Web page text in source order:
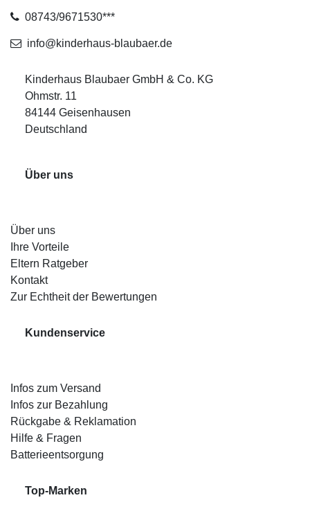
08743/9671530***
info@kinderhaus-blaubaer.de
Kinderhaus Blaubaer GmbH & Co. KG
Ohmstr. 11
84144 Geisenhausen
Deutschland
Über uns
Über uns
Ihre Vorteile
Eltern Ratgeber
Kontakt
Zur Echtheit der Bewertungen
Kundenservice
Infos zum Versand
Infos zur Bezahlung
Rückgabe & Reklamation
Hilfe & Fragen
Batterieentsorgung
Top-Marken